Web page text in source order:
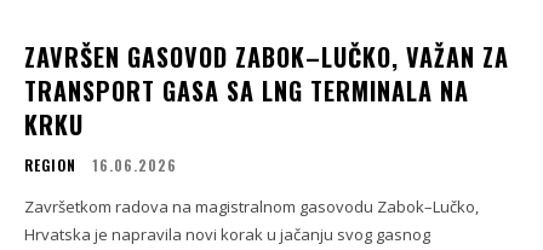
ZAVRŠEN GASOVOD ZABOK–LUČKO, VAŽAN ZA
TRANSPORT GASA SA LNG TERMINALA NA
KRKU
REGION 16.06.2026
Završetkom radova na magistralnom gasovodu Zabok–Lučko,
Hrvatska je napravila novi korak u jačanju svog gasnog